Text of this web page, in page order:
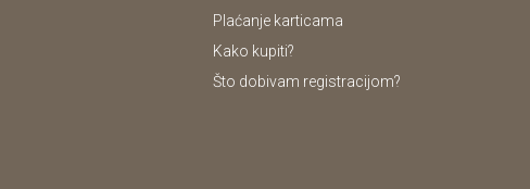
Plaćanje karticama
Kako kupiti?
Što dobivam registracijom?